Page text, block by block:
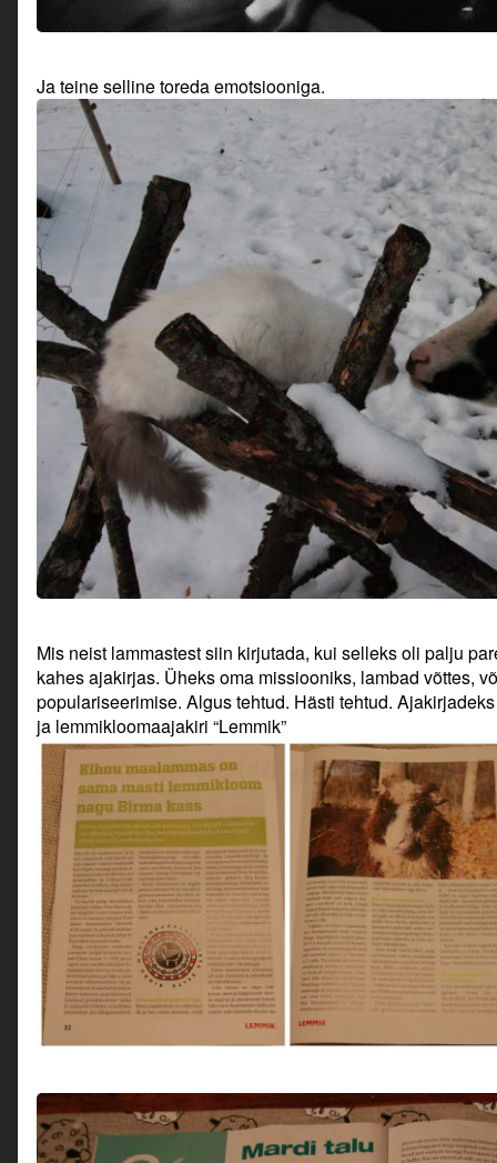
Ja teine selline toreda emotsiooniga.
Mis neist lammastest siin kirjutada, kui selleks oli palju
kahes ajakirjas. Üheks oma missiooniks, lambad võttes,
populariseerimise. Algus tehtud. Hästi tehtud.
ja lemmikloomaajakiri “Lemmik”